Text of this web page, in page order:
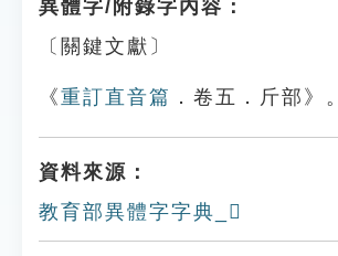
異體字/附錄字內容：
〔關鍵文獻〕
《重訂直音篇 ．卷五．斤部》。
資料來源：
教育部異體字字典_𣃑